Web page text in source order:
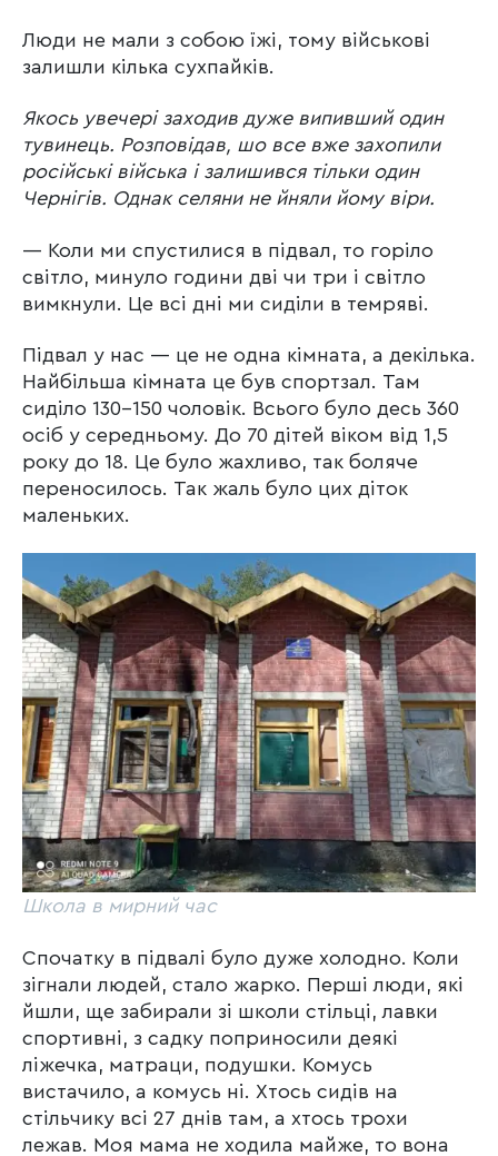
Люди не мали з собою їжі, тому військові
залишли кілька сухпайків.
Якось увечері заходив дуже випивший один
тувинець. Розповідав, шо все вже захопили
російські війська і залишився тільки один
Чернігів. Однак селяни не йняли йому віри.
— Коли ми спустилися в підвал, то горіло
світло, минуло години дві чи три і світло
вимкнули. Це всі дні ми сиділи в темряві.
Підвал у нас — це не одна кімната, а декілька.
Найбільша кімната це був спортзал. Там
сиділо 130-150 чоловік. Всього було десь 360
осіб у середньому. До 70 дітей віком від 1,5
року до 18. Це було жахливо, так боляче
переносилось. Так жаль було цих діток
маленьких.
Школа в мирний час
Спочатку в підвалі було дуже холодно. Коли
зігнали людей, стало жарко. Перші люди, які
йшли, ще забирали зі школи стільці, лавки
спортивні, з садку поприносили деякі
ліжечка, матраци, подушки. Комусь
вистачило, а комусь ні. Хтось сидів на
стільчику всі 27 днів там, а хтось трохи
лежав. Моя мама не ходила майже, то вона